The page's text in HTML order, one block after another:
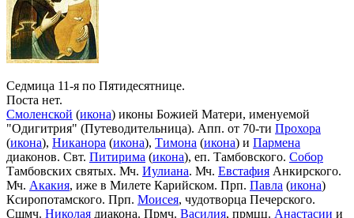
Седмица 11-я по Пятидесятнице.
Поста нет.
Смоленской (икона) иконы Божией Матери, именуемой
"Одигитрия" (Путеводительница). Апп. от 70-ти Прохора
(икона), Никанора (икона), Тимона (икона) и Пармена
диаконов. Свт. Питирима (икона), еп. Тамбовского. Собор
Тамбовских святых. Мч. Иулиана. Мч. Евстафия Анкирского.
Мч. Акакия, иже в Милете Карийском. Прп. Павла (икона)
Ксиропотамского. Прп. Моисея, чудотворца Печерского.
Сщмч. Николая диакона. Прмч. Василия, прмцц. Анастасии и